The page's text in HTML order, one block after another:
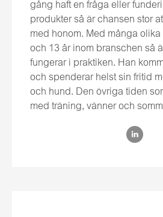
gång haft en fråga eller
produkter så är chansen stor
med honom. Med många
och 13 år inom branschen så
fungerar i praktiken. Han
och spenderar helst sin fritid
och hund. Den övriga tiden
med träning, vänner och